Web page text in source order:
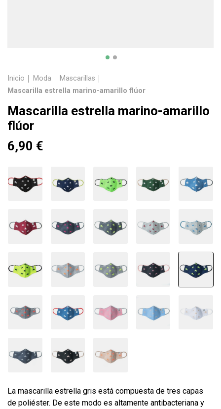
Inicio Moda
Mascarillas
Mascarilla estrella marino-amarillo flúor
Mascarilla estrella marino-amarillo
flúor
6,90 €
La mascarilla estrella gris está compuesta de tres capas
de poliéster. De este modo es altamente antibacteriana y